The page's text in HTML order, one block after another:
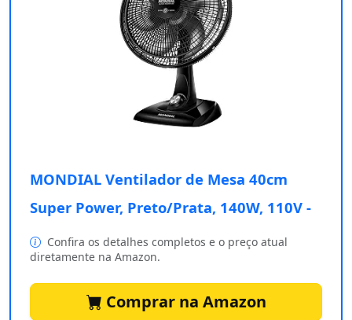
MONDIAL Ventilador de Mesa 40cm
Super Power, Preto/Prata, 140W, 110V -
Confira os detalhes completos e o preço atual
diretamente na Amazon.
Comprar na Amazon